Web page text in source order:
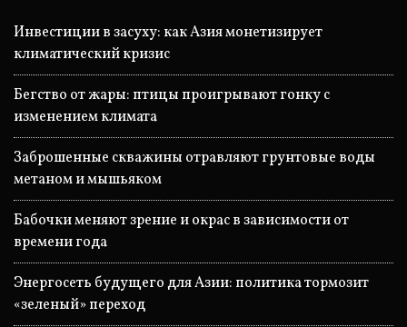
Инвестиции в засуху: как Азия монетизирует
климатический кризис
Бегство от жары: птицы проигрывают гонку с
изменением климата
Заброшенные скважины отравляют грунтовые воды
метаном и мышьяком
Бабочки меняют зрение и окрас в зависимости от
времени года
Энергосеть будущего для Азии: политика тормозит
«зеленый» переход